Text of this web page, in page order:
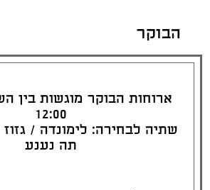
הבוקר
12:00
שתיה לבחירה: לימונדה /
תה נענע